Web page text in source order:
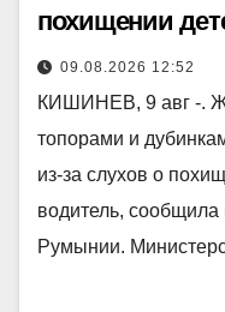
похищении
09.08.2026 12:52
КИШИНЕВ, 9 авг -.
топорами и
из-за слухов о
водитель,
Румынии.